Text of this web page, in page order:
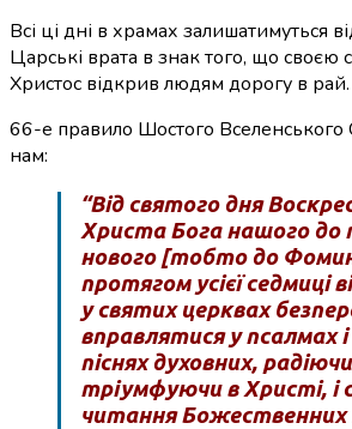
Всі ці дні в храмах залишатимуться
Царські врата в знак того, що своєю
Христос відкрив людям дорогу в рай.
66-е правило Шостого Вселенського
нам:
“Від святого дня
Христа Бога нашого
нового [тобто до
протягом усієї седмиці
у святих церквах
вправлятися у псалмах і
піснях духовних, радіючи
тріумфуючи в Христі, і
читання Божественних